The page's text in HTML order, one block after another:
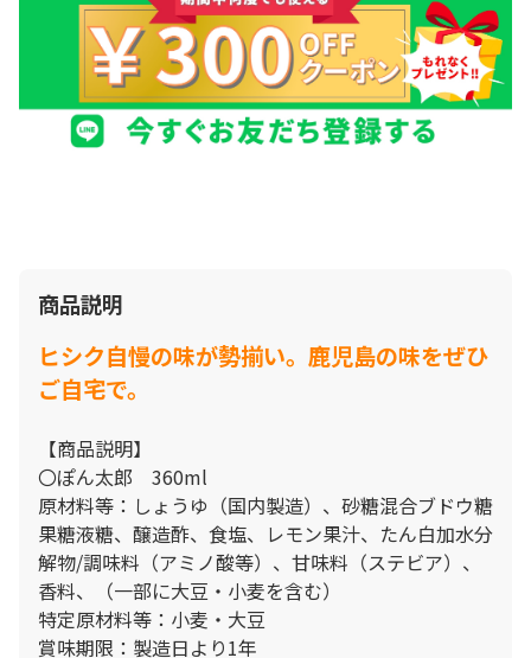
商品説明
ヒシク自慢の味が勢揃い。鹿児島の味をぜひ
ご自宅で。
【商品説明】
〇ぽん太郎 360ml
原材料等：しょうゆ（国内製造）、砂糖混合ブドウ糖
果糖液糖、醸造酢、食塩、レモン果汁、たん白加水分
解物/調味料（アミノ酸等）、甘味料（ステビア）、
香料、（一部に大豆・小麦を含む）
特定原材料等：小麦・大豆
賞味期限：製造日より1年